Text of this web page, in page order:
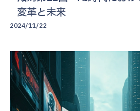
変革と未来
2024/11/22